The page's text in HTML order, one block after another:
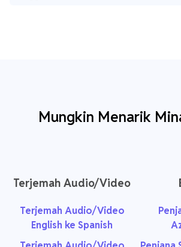
Mungkin Menarik
Terjemah Audio/Video
Terjemah Audio/Video
English ke Spanish